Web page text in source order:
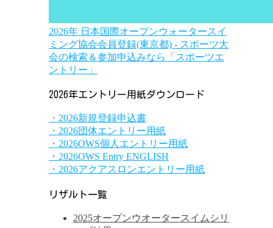
2026年 日本国際オープンウォータースイ
ミング協会会員登録(東京都) - スポーツ大
会の検索＆参加申込みなら「スポーツエ
ントリー」
2026年エントリー用紙ダウンロード
・2026新規登録申込書
・2026団体エントリー用紙
・2026OWS個人エントリー用紙
・2026OWS Entry ENGLISH
・2026アクアスロンエントリー用紙
リザルト一覧
2025オープンウオータースイムシリ